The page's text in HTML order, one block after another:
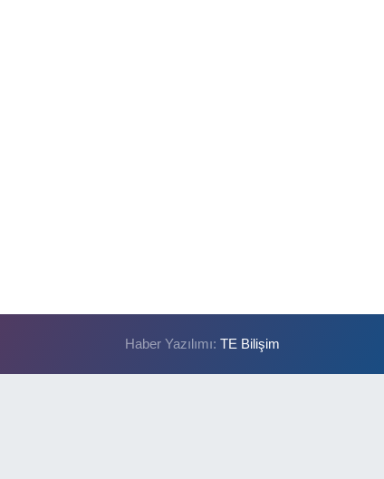
Haber Yazılımı:TE Bilişim